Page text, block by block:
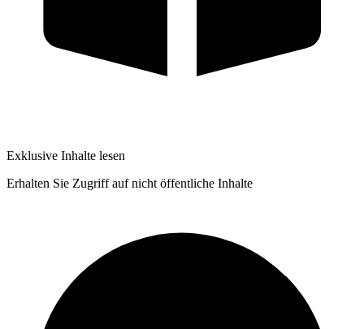
Exklusive Inhalte lesen
Erhalten Sie Zugriff auf nicht öffentliche Inhalte